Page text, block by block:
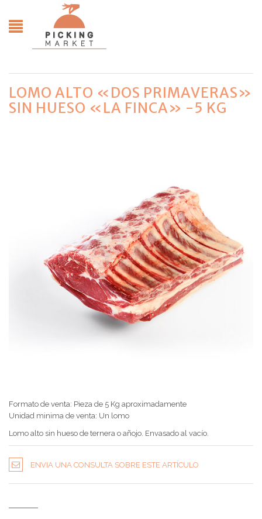
LOMO ALTO «DOS PRIMAVERAS»
SIN HUESO «LA FINCA» -5 KG
Formato de venta: Pieza de 5 Kg aproximadamente
Unidad minima de venta: Un lomo
Lomo alto sin hueso de ternera o añojo. Envasado al vacío.
ENVIA UNA CONSULTA SOBRE ESTE ARTÍCULO